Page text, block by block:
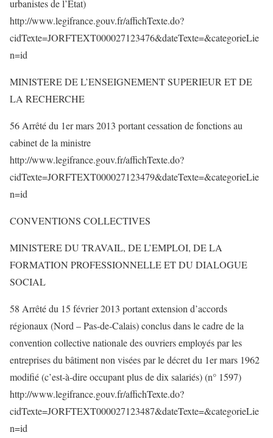
urbanistes de l’Etat)
http://www.legifrance.gouv.fr/affichTexte.do?
cidTexte=JORFTEXT000027123476&dateTexte=&categorieLie
n=id
MINISTERE DE L’ENSEIGNEMENT SUPERIEUR ET DE
LA RECHERCHE
56 Arrêté du 1er mars 2013 portant cessation de fonctions au
cabinet de la ministre
http://www.legifrance.gouv.fr/affichTexte.do?
cidTexte=JORFTEXT000027123479&dateTexte=&categorieLie
n=id
CONVENTIONS COLLECTIVES
MINISTERE DU TRAVAIL, DE L’EMPLOI, DE LA
FORMATION PROFESSIONNELLE ET DU DIALOGUE
SOCIAL
58 Arrêté du 15 février 2013 portant extension d’accords
régionaux (Nord – Pas-de-Calais) conclus dans le cadre de la
convention collective nationale des ouvriers employés par les
entreprises du bâtiment non visées par le décret du 1er mars 1962
modifié (c’est-à-dire occupant plus de dix salariés) (n° 1597)
http://www.legifrance.gouv.fr/affichTexte.do?
cidTexte=JORFTEXT000027123487&dateTexte=&categorieLie
n=id